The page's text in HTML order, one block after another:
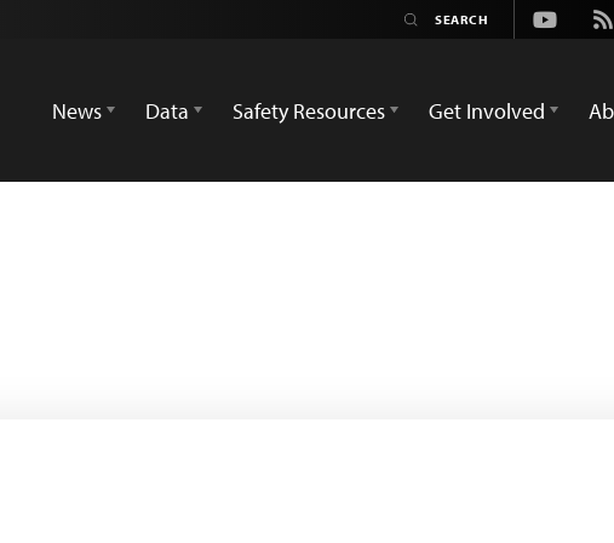
Youtube
Rss
News
Data Safety Resources Get Involved